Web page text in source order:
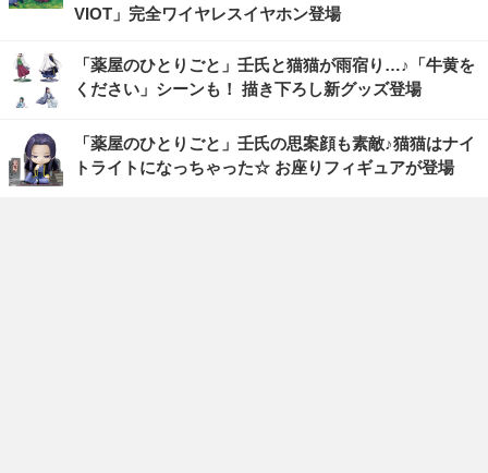
VIOT」完全ワイヤレスイヤホン登場
「薬屋のひとりごと」壬氏と猫猫が雨宿り…♪「牛黄を
ください」シーンも！ 描き下ろし新グッズ登場
「薬屋のひとりごと」壬氏の思案顔も素敵♪猫猫はナイ
トライトになっちゃった☆ お座りフィギュアが登場